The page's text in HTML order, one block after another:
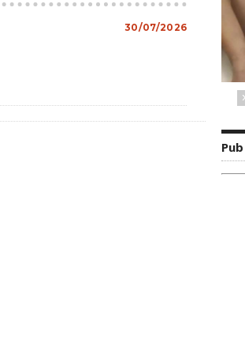
30/07/2026
Pub